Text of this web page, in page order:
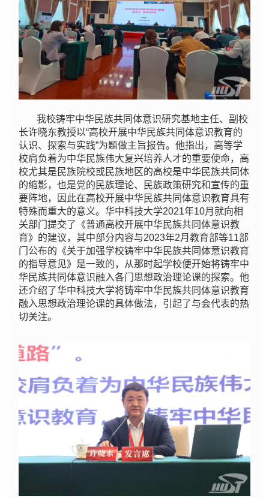
我校铸牢中华民族共同体意识研究基地主任、副校
长许晓东教授以“高校开展中华民族共同体意识教育的
认识、探索与实践”为题做主旨报告。他指出，高等学
校肩负着为中华民族伟大复兴培养人才的重要使命，高
校尤其是民族院校或民族地区的高校是中华民族共同体
的缩影，也是党的民族理论、民族政策研究和宣传的重
要阵地，因此在高校开展中华民族共同体意识教育具有
特殊而重大的意义。华中科技大学2021年10月就向相
关部门提交了《普通高校开展中华民族共同体意识教
育》的建议，其中部分内容与2023年2月教育部等11部
门公布的《关于加强学校铸牢中华民族共同体意识教育
的指导意见》是一致的，从那时起学校便开始将铸牢中
华民族共同体意识融入各门思想政治理论课的探索。他
还介绍了华中科技大学将铸牢中华民族共同体意识教育
融入思想政治理论课的具体做法，引起了与会代表的热
切关注。